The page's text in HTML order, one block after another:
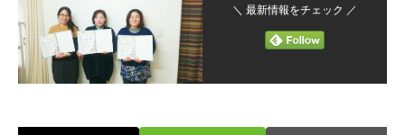
＼ 最新情報をチェック ／